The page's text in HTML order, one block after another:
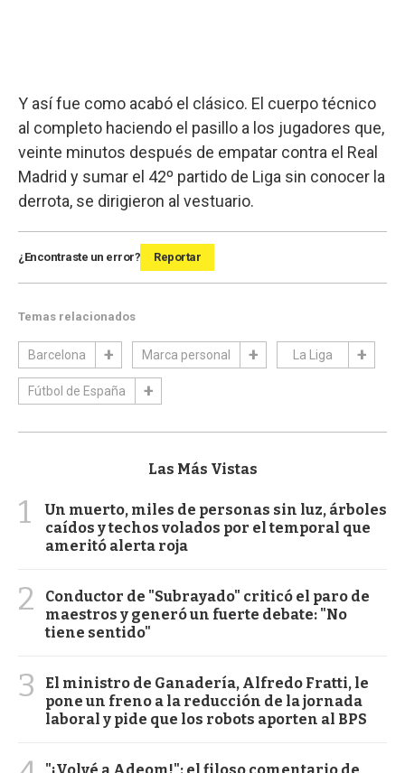
Y así fue como acabó el clásico. El cuerpo técnico
al completo haciendo el pasillo a los jugadores que,
veinte minutos después de empatar contra el Real
Madrid y sumar el 42º partido de Liga sin conocer la
derrota, se dirigieron al vestuario.
¿Encontraste un error? Reportar
Temas relacionados
Barcelona Marca personal La Liga
Fútbol de España
Las Más Vistas
1
Un muerto, miles de personas sin luz, árboles
caídos y techos volados por el temporal que
ameritó alerta roja
2
Conductor de "Subrayado" criticó el paro de
maestros y generó un fuerte debate: "No
tiene sentido"
3
El ministro de Ganadería, Alfredo Fratti, le
pone un freno a la reducción de la jornada
laboral y pide que los robots aporten al BPS